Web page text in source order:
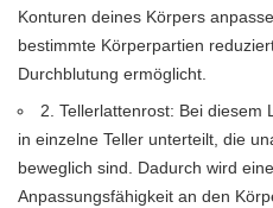
Konturen deines Körpers
bestimmte Körperpartien
Durchblutung ermöglicht.
2. Tellerlattenrost: Bei diesem
in einzelne Teller unterteilt, die
beweglich sind. Dadurch wird
Anpassungsfähigkeit an den